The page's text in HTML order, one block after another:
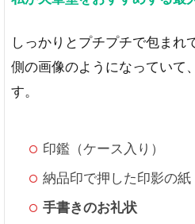
しっかりとプチプチで包まれ
側の画像のようになっていて
す。
印鑑（ケース入り）
納品印で押した印影の紙
手書きのお礼状